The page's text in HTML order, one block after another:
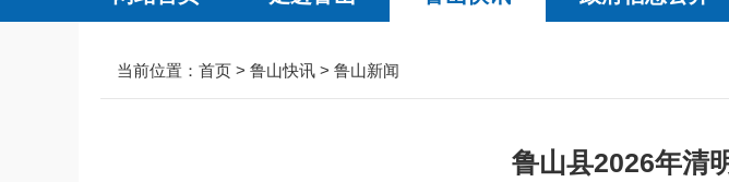
当前位置： 首页 > 鲁山快讯 > 鲁山新闻
鲁山县2026年清